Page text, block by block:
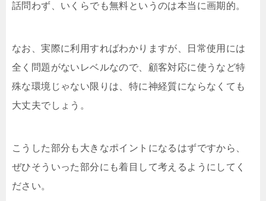
話問わず、いくらでも無料というのは本当に画期的。
なお、実際に利用すればわかりますが、日常使用には
全く問題がないレベルなので、顧客対応に使うなど特
殊な環境じゃない限りは、特に神経質にならなくても
大丈夫でしょう。
こうした部分も大きなポイントになるはずですから、
ぜひそういった部分にも着目して考えるようにしてく
ださい。